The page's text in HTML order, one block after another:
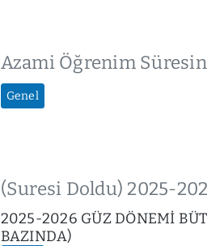
Azami Öğrenim
Genel
(Suresi Doldu) 2025-
2025-2026 GÜZ DÖNEMİ
BAZINDA)